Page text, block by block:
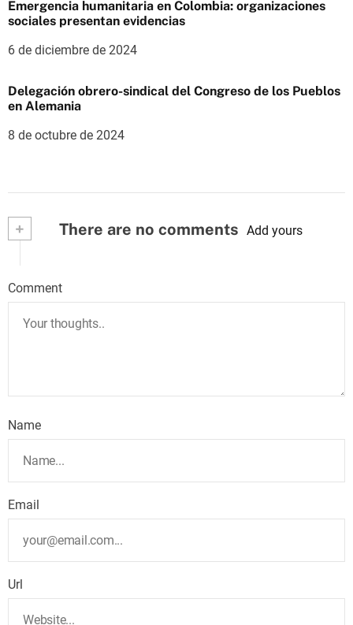
Emergencia humanitaria en Colombia: organizaciones
sociales presentan evidencias
6 de diciembre de 2024
Delegación obrero-sindical del Congreso de los Pueblos
en Alemania
8 de octubre de 2024
+ There are no comments Add yours
Comment
Name
Email
Url